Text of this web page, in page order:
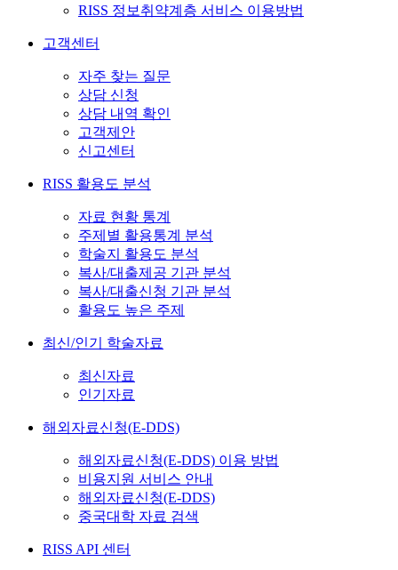
RISS 정보취약계층 서비스 이용방법
고객센터
자주 찾는 질문
상담 신청
상담 내역 확인
고객제안
신고센터
RISS 활용도 분석
자료 현황 통계
주제별 활용통계 분석
학술지 활용도 분석
복사/대출제공 기관 분석
복사/대출신청 기관 분석
활용도 높은 주제
최신/인기 학술자료
최신자료
인기자료
해외자료신청(E-DDS)
해외자료신청(E-DDS) 이용 방법
비용지원 서비스 안내
해외자료신청(E-DDS)
중국대학 자료 검색
RISS API 센터